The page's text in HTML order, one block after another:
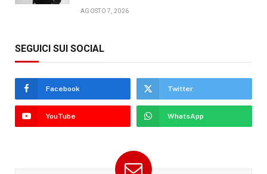
AGOSTO 7, 2026
SEGUICI SUI SOCIAL
Facebook Twitter
YouTube WhatsApp